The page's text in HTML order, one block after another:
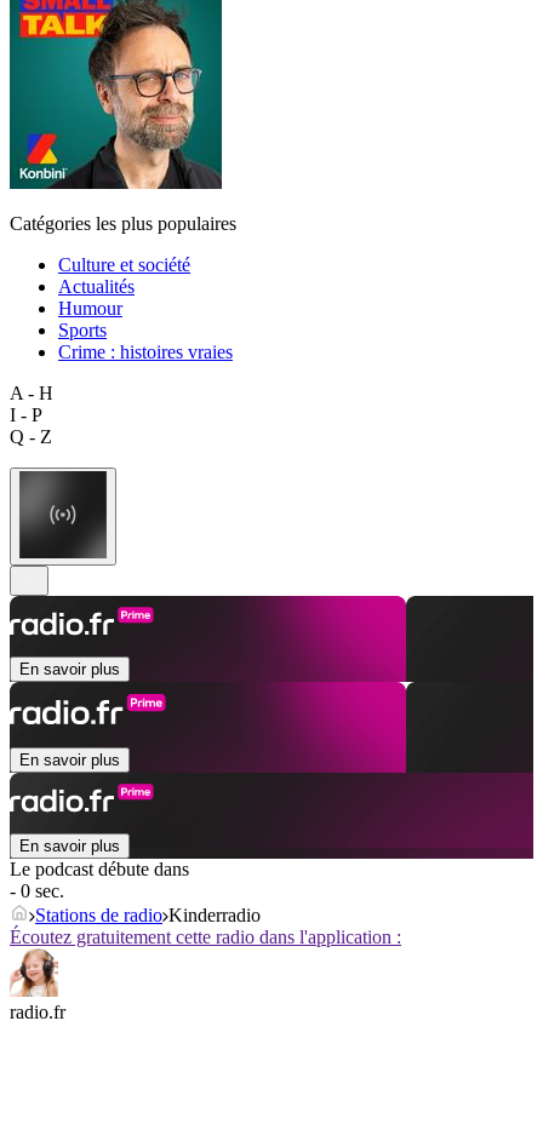
Catégories les plus populaires
Culture et société
Actualités
Humour
Sports
Crime : histoires vraies
A - H
I - P
Q - Z
En savoir plus
En savoir plus
En savoir plus
Le podcast débute dans
- 0 sec.
Stations de radio Kinderradio
Écoutez gratuitement cette radio dans l'application :
radio.fr